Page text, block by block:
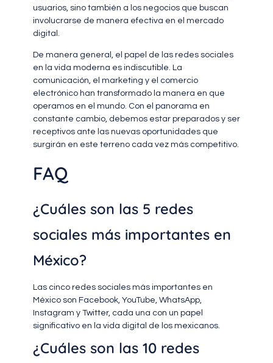
usuarios, sino también a los negocios que buscan
involucrarse de manera efectiva en el mercado
digital.
De manera general, el papel de las redes sociales
en la vida moderna es indiscutible. La
comunicación, el marketing y el comercio
electrónico han transformado la manera en que
operamos en el mundo. Con el panorama en
constante cambio, debemos estar preparados y ser
receptivos ante las nuevas oportunidades que
surgirán en este terreno cada vez más competitivo.
FAQ
¿Cuáles son las 5 redes
sociales más importantes en
México?
Las cinco redes sociales más importantes en
México son Facebook, YouTube, WhatsApp,
Instagram y Twitter, cada una con un papel
significativo en la vida digital de los mexicanos.
¿Cuáles son las 10 redes